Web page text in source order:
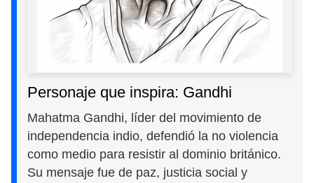
Personaje que inspira: Gandhi
Mahatma Gandhi, líder del movimiento de
independencia indio, defendió la no violencia
como medio para resistir al dominio británico.
Su mensaje fue de paz, justicia social y